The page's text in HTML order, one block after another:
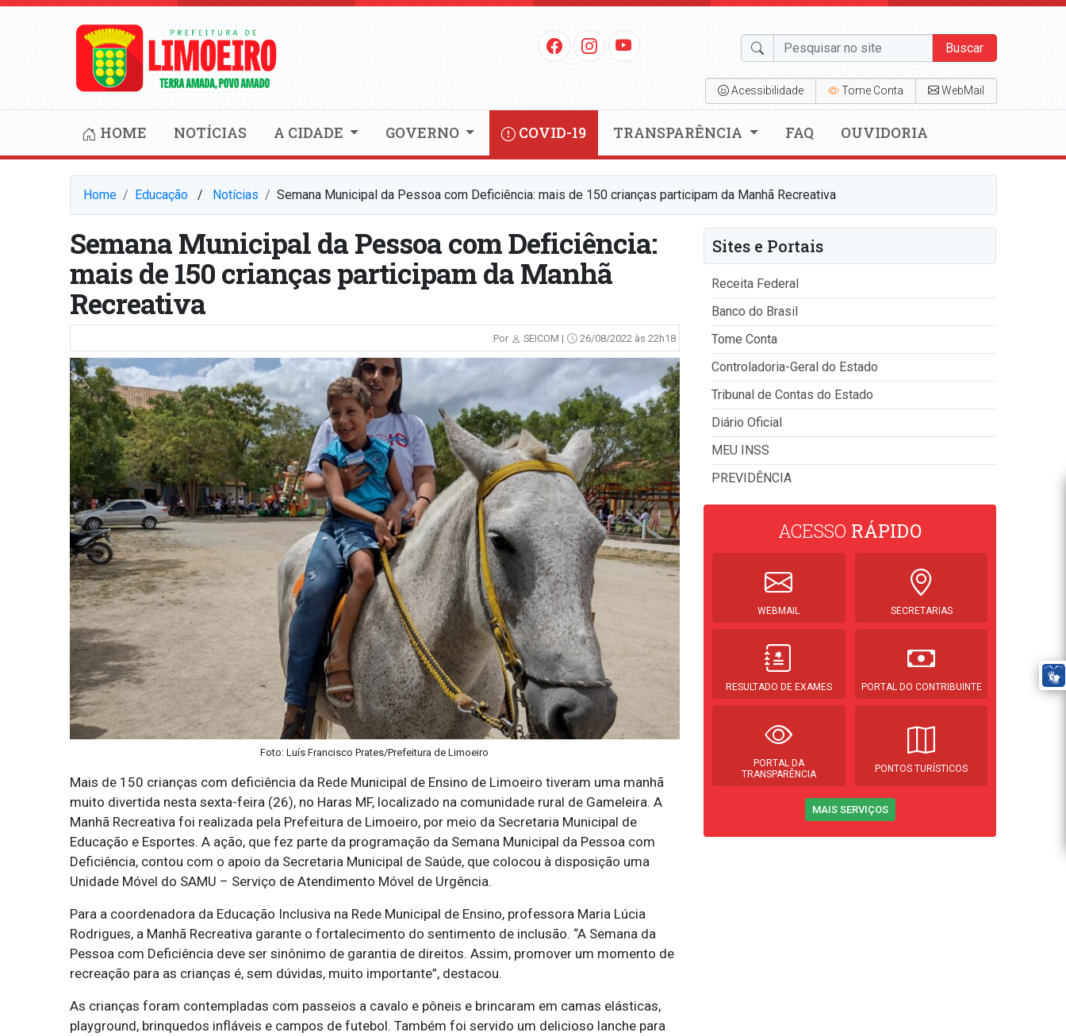
Buscar
Acessibilidade Tome Conta WebMail
HOME NOTÍCIAS A CIDADE GOVERNO COVID-19 TRANSPARÊNCIA FAQ OUVIDORIA
Home Educação⠀/⠀ Notícias Semana Municipal da Pessoa com Deficiência: mais de 150 crianças participam da Manhã Recreativa
Semana Municipal da Pessoa com Deficiência:
mais de 150 crianças participam da Manhã
Recreativa
Por SEICOM | 26/08/2022 às 22h18
Foto: Luís Francisco Prates/Prefeitura de Limoeiro
Mais de 150 crianças com deficiência da Rede Municipal de Ensino de Limoeiro tiveram uma manhã
muito divertida nesta sexta-feira (26), no Haras MF, localizado na comunidade rural de Gameleira. A
Manhã Recreativa foi realizada pela Prefeitura de Limoeiro, por meio da Secretaria Municipal de
Educação e Esportes. A ação, que fez parte da programação da Semana Municipal da Pessoa com
Deficiência, contou com o apoio da Secretaria Municipal de Saúde, que colocou à disposição uma
Unidade Móvel do SAMU – Serviço de Atendimento Móvel de Urgência.
Para a coordenadora da Educação Inclusiva na Rede Municipal de Ensino, professora Maria Lúcia
Rodrigues, a Manhã Recreativa garante o fortalecimento do sentimento de inclusão. “A Semana da
Pessoa com Deficiência deve ser sinônimo de garantia de direitos. Assim, promover um momento de
recreação para as crianças é, sem dúvidas, muito importante”, destacou.
As crianças foram contempladas com passeios a cavalo e pôneis e brincaram em camas elásticas,
playground, brinquedos infláveis e campos de futebol. Também foi servido um delicioso lanche para
Sites e Portais
Receita Federal
Banco do Brasil
Tome Conta
Controladoria-Geral do Estado
Tribunal de Contas do Estado
Diário Oficial
MEU INSS
PREVIDÊNCIA
ACESSO RÁPIDO
WEBMAIL SECRETARIAS
RESULTADO DE EXAMES PORTAL DO CONTRIBUINTE
PORTAL DA
TRANSPARÊNCIA
PONTOS TURÍSTICOS
MAIS SERVIÇOS